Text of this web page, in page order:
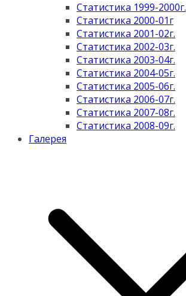
Статистика 1999-2000г.
Статистика 2000-01г
Статистика 2001-02г.
Статистика 2002-03г.
Статистика 2003-04г.
Статистика 2004-05г.
Статистика 2005-06г.
Статистика 2006-07г.
Статистика 2007-08г.
Статистика 2008-09г.
Галерея